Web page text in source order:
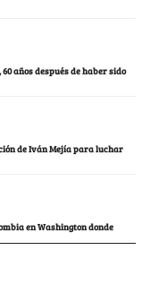
años después de haber sido
de Iván Mejía para luchar
en Washington donde